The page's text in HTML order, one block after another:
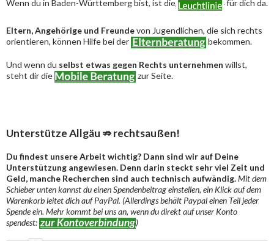
Wenn du in Baden-Württemberg bist, ist die für dich da.
Eltern, Angehörige und Freundevon Jugendlichen, die sich rechts
orientieren, können Hilfe bei der
bekommen.
Und wenn du selbst etwas gegen Rechts unternehmen willst,
steht dir die
zur Seite.
Unterstütze Allgäu ⇏ rechtsaußen!
Du findest unsere Arbeit wichtig? Dann sind wir auf Deine
Unterstützung angewiesen. Denn darin steckt sehr viel Zeit und
Geld, manche Recherchen sind auch technisch aufwändig.Mit dem
Schieber unten kannst du einen Spendenbeitrag einstellen, ein Klick auf dem
Warenkorb leitet dich auf PayPal. (Allerdings behält Paypal einen Teil jeder
Spende ein. Mehr kommt bei uns an, wenn du direkt auf unser Konto
spendest:
)